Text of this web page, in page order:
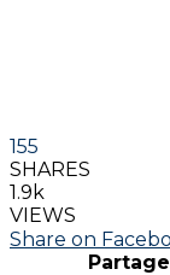
155
SHARES
1.9k
VIEWS
Share on